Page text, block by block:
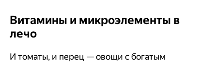
Витамины и микроэлементы в
лечо
И томаты, и перец — овощи с богатым